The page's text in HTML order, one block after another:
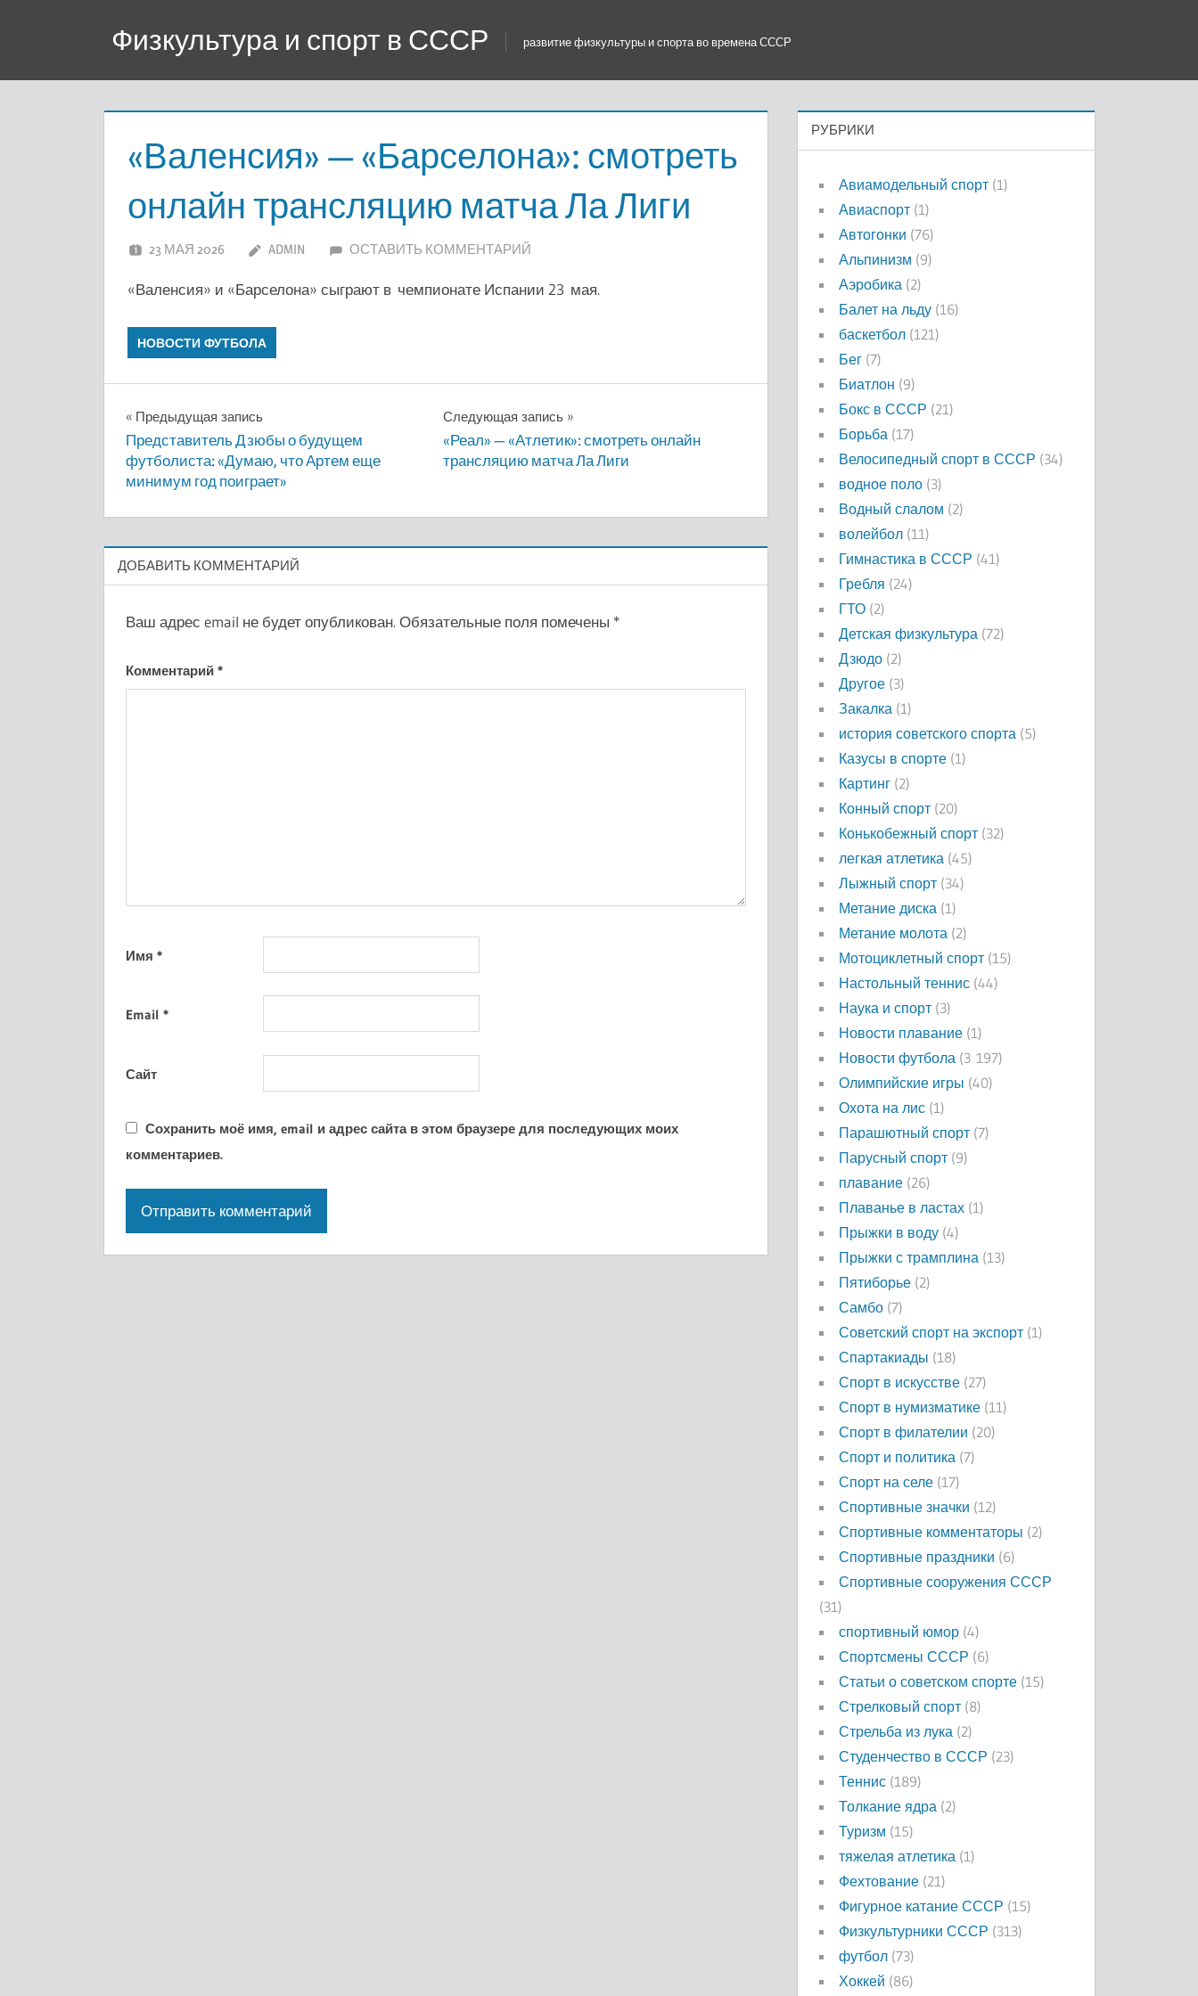
Физкультура и спорт в СССР развитие физкультуры и спорта во времена СССР
«Валенсия» — «Барселона»: смотреть
онлайн трансляцию матча Ла Лиги
23 МАЯ 2026 ADMIN ОСТАВИТЬ КОММЕНТАРИЙ
«Валенсия» и «Барселона» сыграют в чемпионате Испании 23 мая.
НОВОСТИ ФУТБОЛА
Навигация
по
записям
Предыдущая запись
Представитель Дзюбы о будущем
футболиста: «Думаю, что Артем еще
минимум год поиграет»
Следующая запись
«Реал» — «Атлетик»: смотреть онлайн
трансляцию матча Ла Лиги
ДОБАВИТЬ КОММЕНТАРИЙ
Ваш адрес email не будет опубликован.Обязательные поля помечены *
Комментарий *
Имя *
Email *
Сайт
Сохранить моё имя, email и адрес сайта в этом браузере для последующих моих
комментариев.
РУБРИКИ
Авиамодельный спорт (1)
Авиаспорт (1)
Автогонки (76)
Альпинизм (9)
Аэробика (2)
Балет на льду (16)
баскетбол (121)
Бег (7)
Биатлон (9)
Бокс в СССР (21)
Борьба (17)
Велосипедный спорт в СССР (34)
водное поло (3)
Водный слалом (2)
волейбол (11)
Гимнастика в СССР (41)
Гребля (24)
ГТО (2)
Детская физкультура (72)
Дзюдо (2)
Другое (3)
Закалка (1)
история советского спорта (5)
Казусы в спорте (1)
Картинг (2)
Конный спорт (20)
Конькобежный спорт (32)
легкая атлетика (45)
Лыжный спорт (34)
Метание диска (1)
Метание молота (2)
Мотоциклетный спорт (15)
Настольный теннис (44)
Наука и спорт (3)
Новости плавание (1)
Новости футбола (3 197)
Олимпийские игры (40)
Охота на лис (1)
Парашютный спорт (7)
Парусный спорт (9)
плавание (26)
Плаванье в ластах (1)
Прыжки в воду (4)
Прыжки с трамплина (13)
Пятиборье (2)
Самбо (7)
Советский спорт на экспорт (1)
Спартакиады (18)
Спорт в искусстве (27)
Спорт в нумизматике (11)
Спорт в филателии (20)
Спорт и политика (7)
Спорт на селе (17)
Спортивные значки (12)
Спортивные комментаторы (2)
Спортивные праздники (6)
Спортивные сооружения СССР
(31)
спортивный юмор (4)
Спортсмены СССР (6)
Статьи о советском спорте (15)
Стрелковый спорт (8)
Стрельба из лука (2)
Студенчество в СССР (23)
Теннис (189)
Толкание ядра (2)
Туризм (15)
тяжелая атлетика (1)
Фехтование (21)
Фигурное катание СССР (15)
Физкультурники СССР (313)
футбол (73)
Хоккей (86)